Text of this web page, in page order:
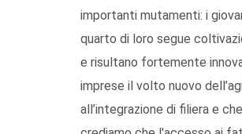
importanti mutamenti: i
quarto di loro segue
e risultano fortemente
imprese il volto nuovo
all’integrazione di filiera e